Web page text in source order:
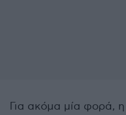
Για ακόμα μία φορά,